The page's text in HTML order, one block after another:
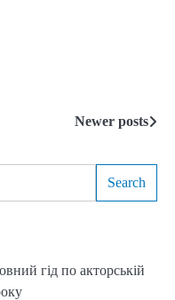
Newer posts
Search
гід по акторській